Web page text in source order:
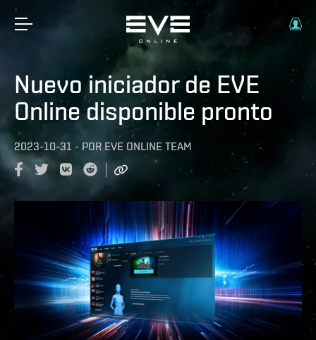
Nuevo iniciador de EVE
Online disponible pronto
2023-10-31 - POR EVE ONLINE TEAM